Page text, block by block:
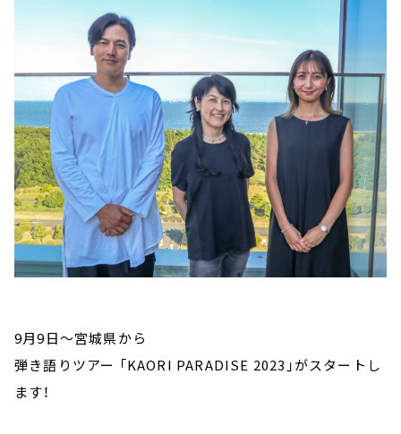
9月9日～宮城県から
弾き語りツアー 「KAORI PARADISE 2023」がスタートし
ます！